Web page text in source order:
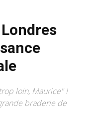
loin, Maurice" !
braderie de